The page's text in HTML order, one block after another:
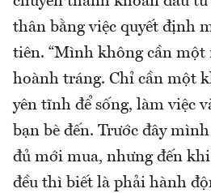
thân bằng việc quyết định
tiên. “Mình không cần một
hoành tráng. Chỉ cần một
yên tĩnh để sống, làm việc
bạn bè đến. Trước đây
đủ mới mua, nhưng đến
đều thì biết là phải hành